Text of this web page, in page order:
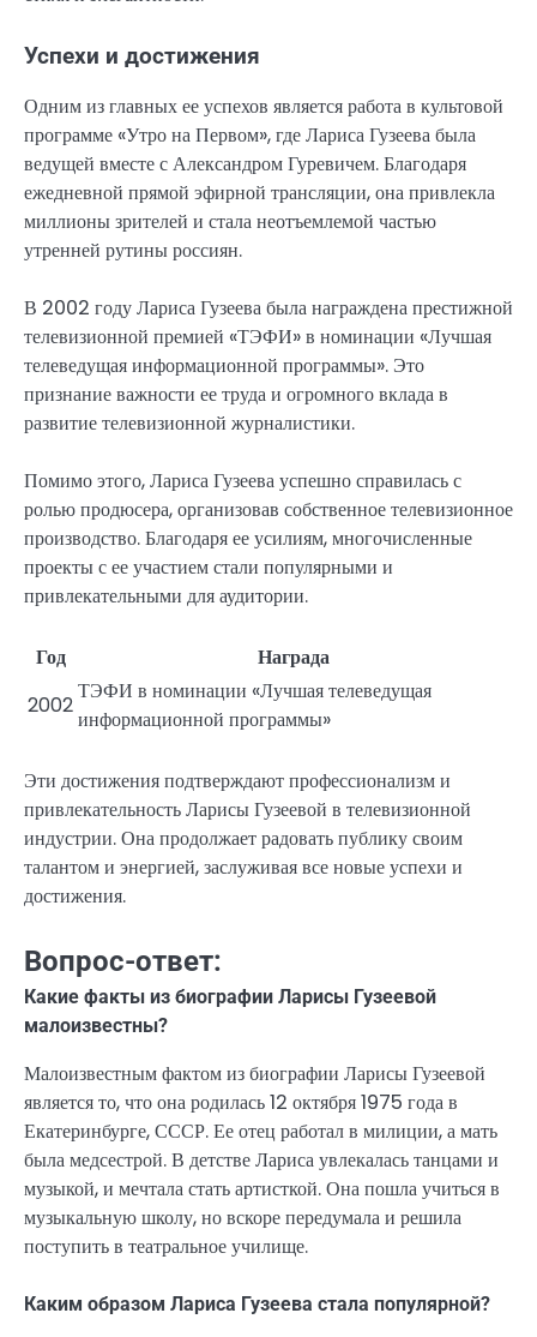
Успехи и достижения
Одним из главных ее успехов является работа в культовой
программе «Утро на Первом», где Лариса Гузеева была
ведущей вместе с Александром Гуревичем. Благодаря
ежедневной прямой эфирной трансляции, она привлекла
миллионы зрителей и стала неотъемлемой частью
утренней рутины россиян.
В 2002 году Лариса Гузеева была награждена престижной
телевизионной премией «ТЭФИ» в номинации «Лучшая
телеведущая информационной программы». Это
признание важности ее труда и огромного вклада в
развитие телевизионной журналистики.
Помимо этого, Лариса Гузеева успешно справилась с
ролью продюсера, организовав собственное телевизионное
производство. Благодаря ее усилиям, многочисленные
проекты с ее участием стали популярными и
привлекательными для аудитории.
Год
Награда
2002
ТЭФИ в номинации «Лучшая телеведущая
информационной программы»
Эти достижения подтверждают профессионализм и
привлекательность Ларисы Гузеевой в телевизионной
индустрии. Она продолжает радовать публику своим
талантом и энергией, заслуживая все новые успехи и
достижения.
Вопрос-ответ:
Какие факты из биографии Ларисы Гузеевой
малоизвестны?
Малоизвестным фактом из биографии Ларисы Гузеевой
является то, что она родилась 12 октября 1975 года в
Екатеринбурге, СССР. Ее отец работал в милиции, а мать
была медсестрой. В детстве Лариса увлекалась танцами и
музыкой, и мечтала стать артисткой. Она пошла учиться в
музыкальную школу, но вскоре передумала и решила
поступить в театральное училище.
Каким образом Лариса Гузеева стала популярной?